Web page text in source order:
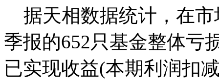
据天相数据统计，在市
季报的652只基金整体亏
已实现收益(本期利润扣